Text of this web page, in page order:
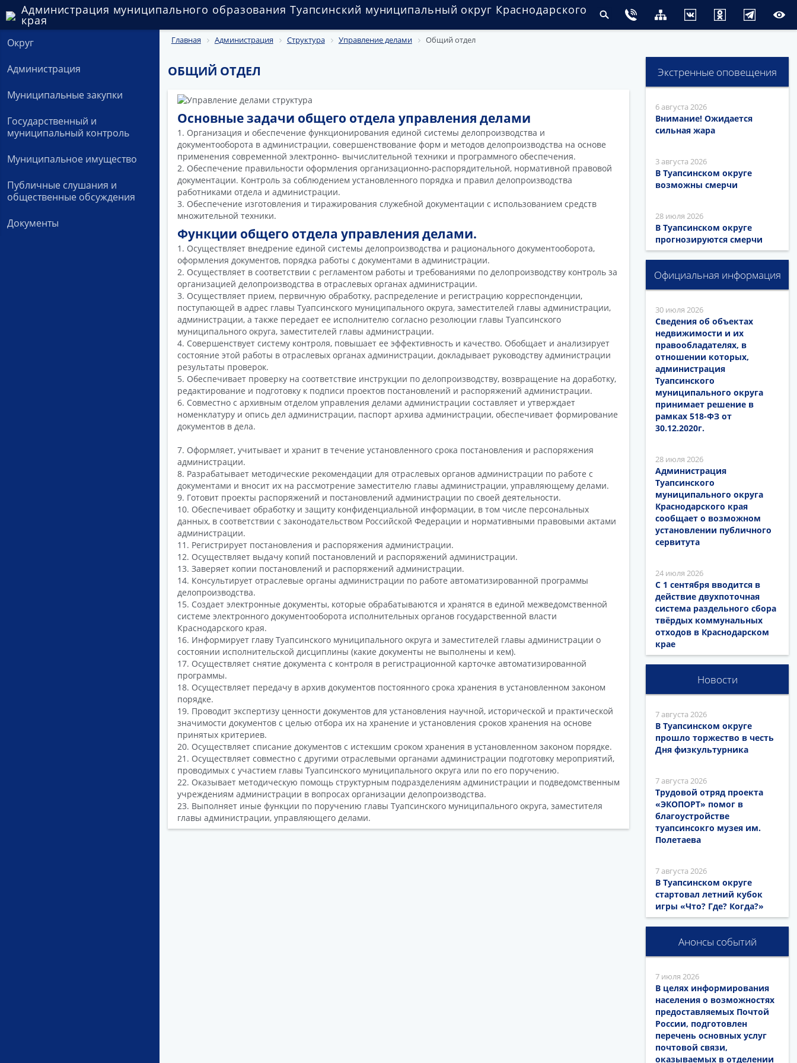
Администрация муниципального образования Туапсинский муниципальный округ Краснодарского
края
Округ
Администрация
Муниципальные закупки
Государственный и
муниципальный контроль
Муниципальное имущество
Публичные слушания и
общественные обсуждения
Документы
Главная Администрация Структура Управление делами Общий отдел
ОБЩИЙ ОТДЕЛ
Основные задачи общего отдела управления делами
1. Организация и обеспечение функционирования единой системы делопроизводства и
документооборота в администрации, совершенствование форм и методов делопроизводства на основе
применения современной электронно- вычислительной техники и программного обеспечения.
2. Обеспечение правильности оформления организационно-распорядительной, нормативной правовой
документации. Контроль за соблюдением установленного порядка и правил делопроизводства
работниками отдела и администрации.
3. Обеспечение изготовления и тиражирования служебной документации с использованием средств
множительной техники.
Функции общего отдела управления делами.
1. Осуществляет внедрение единой системы делопроизводства и рационального документооборота,
оформления документов, порядка работы с документами в администрации.
2. Осуществляет в соответствии с регламентом работы и требованиями по делопроизводству контроль за
организацией делопроизводства в отраслевых органах администрации.
3. Осуществляет прием, первичную обработку, распределение и регистрацию корреспонденции,
поступающей в адрес главы Туапсинского муниципального округа, заместителей главы администрации,
администрации, а также передает ее исполнителю согласно резолюции главы Туапсинского
муниципального округа, заместителей главы администрации.
4. Совершенствует систему контроля, повышает ее эффективность и качество. Обобщает и анализирует
состояние этой работы в отраслевых органах администрации, докладывает руководству администрации
результаты проверок.
5. Обеспечивает проверку на соответствие инструкции по делопроизводству, возвращение на доработку,
редактирование и подготовку к подписи проектов постановлений и распоряжений администрации.
6. Совместно с архивным отделом управления делами администрации составляет и утверждает
номенклатуру и опись дел администрации, паспорт архива администрации, обеспечивает формирование
документов в дела.
7. Оформляет, учитывает и хранит в течение установленного срока постановления и распоряжения
администрации.
8. Разрабатывает методические рекомендации для отраслевых органов администрации по работе с
документами и вносит их на рассмотрение заместителю главы администрации, управляющему делами.
9. Готовит проекты распоряжений и постановлений администрации по своей деятельности.
10. Обеспечивает обработку и защиту конфиденциальной информации, в том числе персональных
данных, в соответствии с законодательством Российской Федерации и нормативными правовыми актами
администрации.
11. Регистрирует постановления и распоряжения администрации.
12. Осуществляет выдачу копий постановлений и распоряжений администрации.
13. Заверяет копии постановлений и распоряжений администрации.
14. Консультирует отраслевые органы администрации по работе автоматизированной программы
делопроизводства.
15. Создает электронные документы, которые обрабатываются и хранятся в единой межведомственной
системе электронного документооборота исполнительных органов государственной власти
Краснодарского края.
16. Информирует главу Туапсинского муниципального округа и заместителей главы администрации о
состоянии исполнительской дисциплины (какие документы не выполнены и кем).
17. Осуществляет снятие документа с контроля в регистрационной карточке автоматизированной
программы.
18. Осуществляет передачу в архив документов постоянного срока хранения в установленном законом
порядке.
19. Проводит экспертизу ценности документов для установления научной, исторической и практической
значимости документов с целью отбора их на хранение и установления сроков хранения на основе
принятых критериев.
20. Осуществляет списание документов с истекшим сроком хранения в установленном законом порядке.
21. Осуществляет совместно с другими отраслевыми органами администрации подготовку мероприятий,
проводимых с участием главы Туапсинского муниципального округа или по его поручению.
22. Оказывает методическую помощь структурным подразделениям администрации и подведомственным
учреждениям администрации в вопросах организации делопроизводства.
23. Выполняет иные функции по поручению главы Туапсинского муниципального округа, заместителя
главы администрации, управляющего делами.
Экстренные оповещения
6 августа 2026
Внимание! Ожидается
сильная жара
3 августа 2026
В Туапсинском округе
возможны смерчи
28 июля 2026
В Туапсинском округе
прогнозируются смерчи
Официальная информация
30 июля 2026
Сведения об объектах
недвижимости и их
правообладателях, в
отношении которых,
администрация
Туапсинского
муниципального округа
принимает решение в
рамках 518-ФЗ от
30.12.2020г.
28 июля 2026
Администрация
Туапсинского
муниципального округа
Краснодарского края
сообщает о возможном
установлении публичного
сервитута
24 июля 2026
С 1 сентября вводится в
действие двухпоточная
система раздельного сбора
твёрдых коммунальных
отходов в Краснодарском
крае
Новости
7 августа 2026
В Туапсинском округе
прошло торжество в честь
Дня физкультурника
7 августа 2026
Трудовой отряд проекта
«ЭКОПОРТ» помог в
благоустройстве
туапсинсокго музея им.
Полетаева
7 августа 2026
В Туапсинском округе
стартовал летний кубок
игры «Что? Где? Когда?»
Анонсы событий
7 июля 2026
В целях информирования
населения о возможностях
предоставляемых Почтой
России, подготовлен
перечень основных услуг
почтовой связи,
оказываемых в отделении